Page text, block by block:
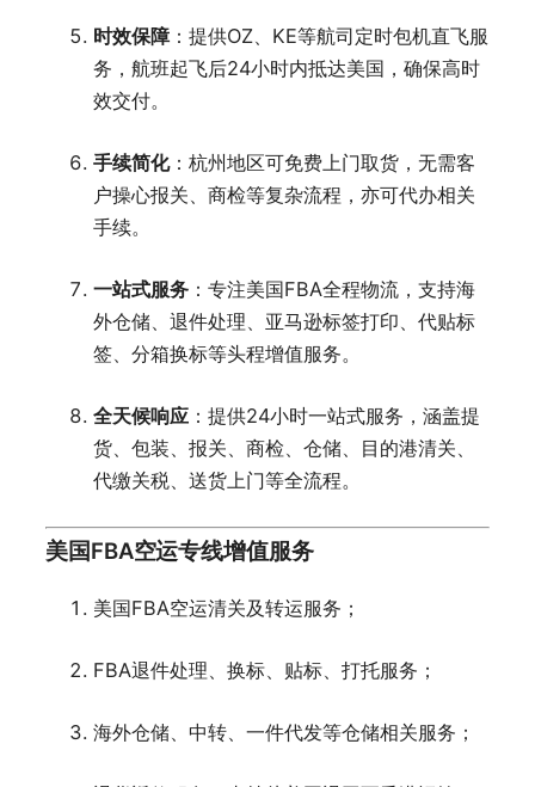
时效保障：提供OZ、KE等航司定时包机直飞服
务，航班起飞后24小时内抵达美国，确保高时
效交付。
手续简化：杭州地区可免费上门取货，无需客
户操心报关、商检等复杂流程，亦可代办相关
手续。
一站式服务 ：专注美国FBA全程物流，支持海
外仓储、退件处理、亚马逊标签打印、代贴标
签、分箱换标等头程增值服务。
全天候响应 ：提供24小时一站式服务，涵盖提
货、包装、报关、商检、仓储、目的港清关、
代缴关税、送货上门等全流程。
美国FBA空运专线增值服务
美国FBA空运清关及转运服务；
FBA退件处理、换标、贴标、打托服务；
海外仓储、中转、一件代发等仓储相关服务；